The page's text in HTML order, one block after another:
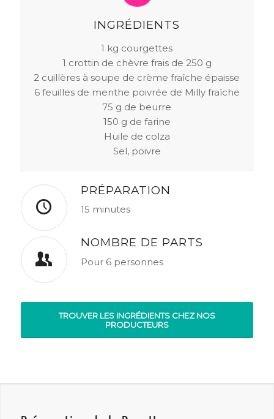
INGRÉDIENTS
1 kg courgettes
1 crottin de chèvre frais de 250 g
2 cuillères à soupe de crème fraîche épaisse
6 feuilles de menthe poivrée de Milly fraîche
75 g de beurre
150 g de farine
Huile de colza
Sel, poivre
PRÉPARATION
15 minutes
NOMBRE DE PARTS
Pour 6 personnes
TROUVER LES INGRÉDIENTS CHEZ NOS
PRODUCTEURS